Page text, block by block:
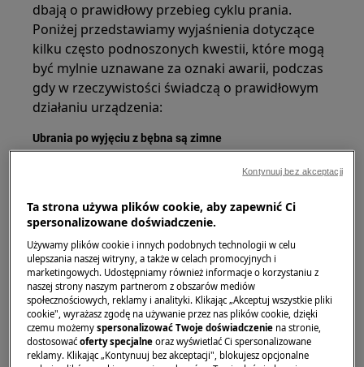
dbają o prawidłowy przebieg cyklu prania.
Poniżej przedstawiamy wyjaśnienia dotyczące
kilku często podnoszonych kwestii, które mogą
być mylnie uznawane za oznaki awarii, podczas
gdy w rzeczywistości świadczą o prawidłowym
działaniu urządzenia:
Ubrania po wyjęciu z bębna są zimne
Wszystkie programy prania w pralkach są
najbardziej efektywny i bezpieczne dla pranej
odzieży. W trakcie cyklu zmienia się ilość wody w
bębnie, temperatura wody oraz ilość i tempo
obrotów. Bez względu na to czy wybierze długi
program, czy krótki topłukanie będzie
odbywało się w zimnej wodzie, przykład
poniżej:
jeśli ustawisz program Bawełna na 60 stopni
Ta strona używa plików cookie, aby zapewnić Ci
spersonalizowane doświadczenie.
Używamy plików cookie i innych podobnych technologii w celu
ulepszania naszej witryny, a także w celach promocyjnych i
marketingowych. Udostępniamy również informacje o korzystaniu z
naszej strony naszym partnerom z obszarów mediów
społecznościowych, reklamy i analityki. Klikając „Akceptuj wszystkie pliki
cookie", wyrażasz zgodę na używanie przez nas plików cookie, dzięki
czemu możemyspersonalizować Twoje doświadczenie na stronie,
dostosowaćoferty specjalne oraz wyświetlać Ci spersonalizowane
reklamy. Klikając „Kontynuuj bez akceptacji", blokujesz opcjonalne
Kontynuuj bez akceptacji